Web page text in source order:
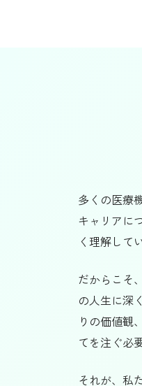
多くの医療
キャリアに
く理解して
だからこそ
の人生に深
りの価値観
てを注ぐ必
それが、私